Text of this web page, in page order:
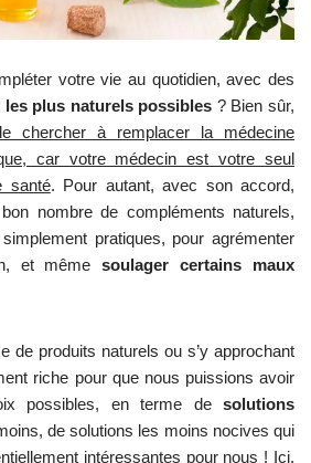
votre vie au quotidien, avec des
plus naturels possibles ? Bien sûr,
chercher à remplacer la médecine
car votre médecin est votre seul
santé. Pour autant, avec son accord,
nombre de compléments naturels,
pratiques, pour agrémenter
et mêmesoulager certains maux
de produits naturels ou s’y approchant
riche pour que nous puissions avoir
possibles, en terme de solutions
de solutions les moins nocives qui
intéressantes pour nous ! Ici,